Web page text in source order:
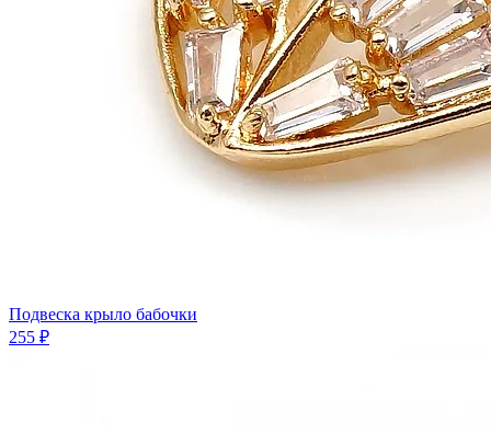
Подвеска крыло бабочки
255 ₽